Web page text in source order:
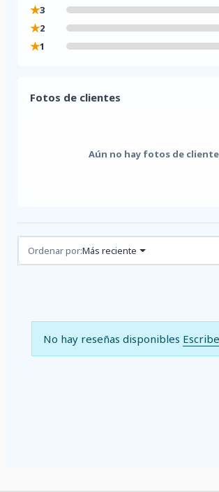
★3
★2
★1
Fotos de clientes
Aún no hay fotos de
Reseñas (0)
Ordenar por:Más reciente
No hay reseñas disponibles